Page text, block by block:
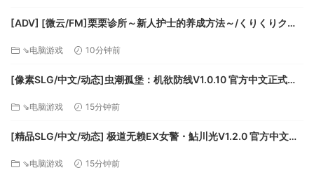
[ADV] [微云/FM]栗栗诊所～新人护士的养成方法～/くりくりクリ
⇘电脑游戏 10分钟前
[像素SLG/中文/动态]虫潮孤堡：机欲防线V1.0.10 官方中文正式步
⇘电脑游戏 15分钟前
[精品SLG/中文/动态] 极道无赖EX女警・鮎川光V1.2.0 官方中文版
⇘电脑游戏 15分钟前